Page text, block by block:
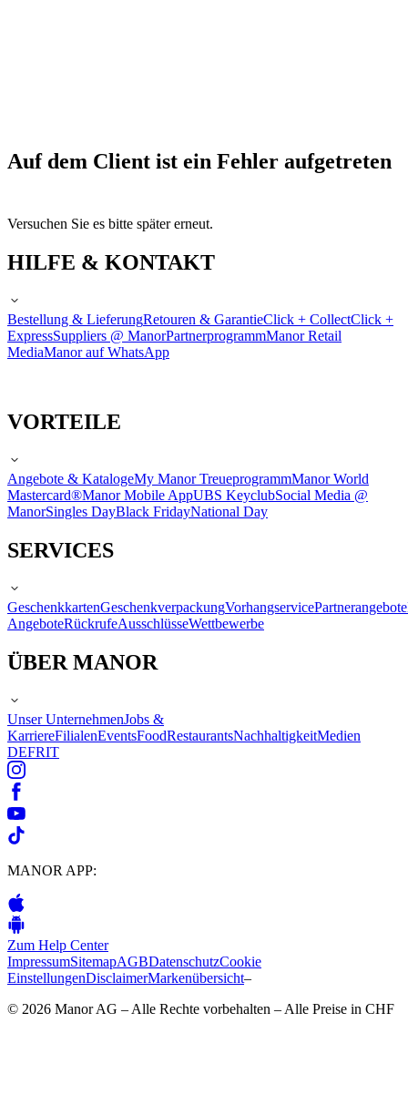
Auf dem Client ist ein Fehler aufgetreten
Versuchen Sie es bitte später erneut.
HILFE & KONTAKT
Bestellung & LieferungRetouren & GarantieClick + CollectClick +
ExpressSuppliers @ ManorPartnerprogrammManor Retail
MediaManor auf WhatsApp
VORTEILE
Angebote & KatalogeMy Manor TreueprogrammManor World
Mastercard®Manor Mobile AppUBS KeyclubSocial Media @
ManorSingles DayBlack FridayNational Day
SERVICES
GeschenkkartenGeschenkverpackungVorhangservicePartnerangebote
AngeboteRückrufeAusschlüsseWettbewerbe
ÜBER MANOR
Unser UnternehmenJobs &
KarriereFilialenEventsFoodRestaurantsNachhaltigkeitMedien
DEFRIT
MANOR APP:
Zum Help Center
ImpressumSitemapAGBDatenschutzCookie
EinstellungenDisclaimerMarkenübersicht–
© 2026 Manor AG – Alle Rechte vorbehalten – Alle Preise in CHF